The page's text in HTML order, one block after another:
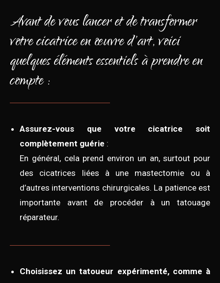
Avant de vous lancer et de transformer
votre cicatrice en œuvre d'art, voici
quelques éléments essentiels à prendre en
compte :
Assurez-vous que votre cicatrice soit
complètement guérie :
En général, cela prend environ un an, surtout pour
des cicatrices liées à une mastectomie ou à
d’autres interventions chirurgicales. La patience est
importante avant de procéder à un tatouage
réparateur.
Choisissez un tatoueur expérimenté, comme à